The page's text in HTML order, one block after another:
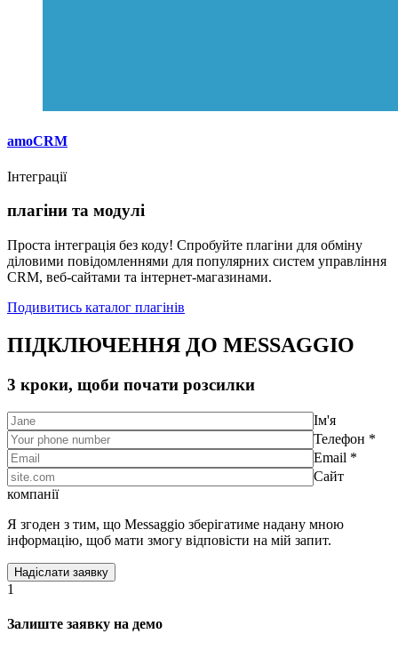
amoCRM
Інтеграції
плагіни та модулі
Проста інтеграція без коду! Спробуйте плагіни для обміну
діловими повідомленнями для популярних систем управління
CRM, веб-сайтами та інтернет-магазинами.
Подивитись каталог плагінів
ПІДКЛЮЧЕННЯ ДО MESSAGGIO
3 кроки, щоби почати розсилки
Ім'я
Телефон *
Email *
Сайт
компанії
Я згоден з тим, що Messaggio зберігатиме надану мною
інформацію, щоб мати змогу відповісти на мій запит.
1
Залиште заявку на демо